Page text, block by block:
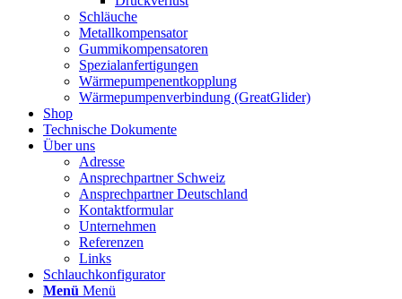
Schläuche
Metallkompensator
Gummikompensatoren
Spezialanfertigungen
Wärmepumpenentkopplung
Wärmepumpenverbindung (GreatGlider)
Shop
Technische Dokumente
Über uns
Adresse
Ansprechpartner Schweiz
Ansprechpartner Deutschland
Kontaktformular
Unternehmen
Referenzen
Links
Schlauchkonfigurator
Menü Menü